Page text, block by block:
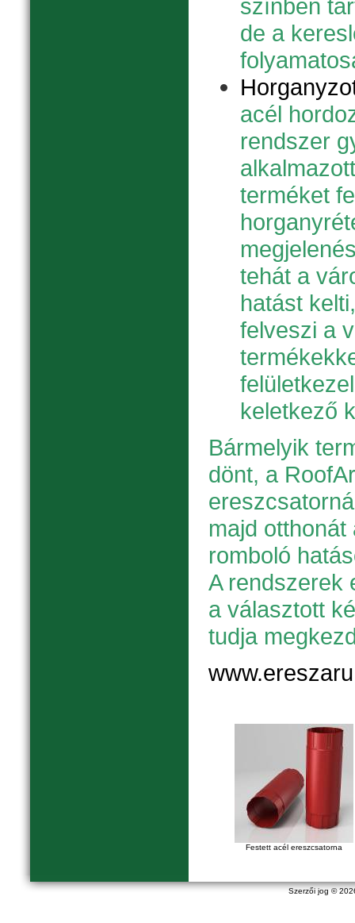
Szerzői jog ©
színben
de a
acél
rendszer
terméket
tehát a
hatást
felveszi a
keletkező
Bármelyik
dönt, a
majd
romboló
A rendszerek
a választott
tudja
Festett acél ereszcsatorna